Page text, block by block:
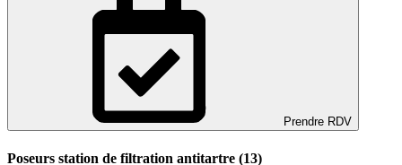
Prendre RDV
Poseurs station de filtration antitartre (13)